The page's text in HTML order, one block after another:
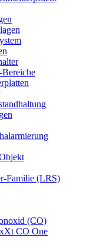
Bereiche
Familie (LRS)
(CO)
CO One